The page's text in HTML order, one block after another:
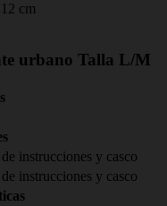
cm
urbano Talla L/M
instrucciones y casco
instrucciones y casco